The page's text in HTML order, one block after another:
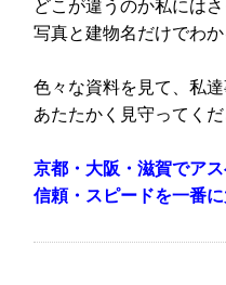
どこが違うのか私にはさ
写真と建物名だけでわ
色々な資料を見て、私
あたたかく見守ってく
京都・大阪・滋賀でア
信頼・スピードを一番